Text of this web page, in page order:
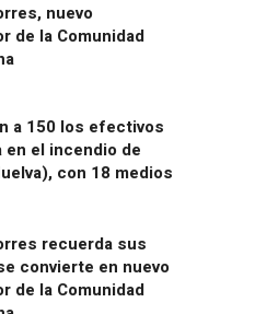
nuevo
de la Comunidad
a 150 los efectivos
en el incendio de
con 18 medios
recuerda sus
convierte en nuevo
de la Comunidad